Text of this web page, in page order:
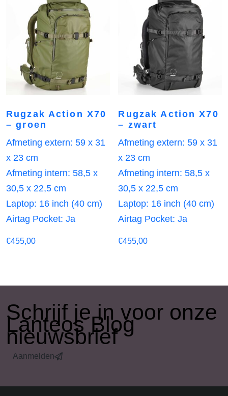
Rugzak Action X70
– groen
Afmeting extern: 59 x 31
x 23 cm
Afmeting intern: 58,5 x
30,5 x 22,5 cm
Laptop: 16 inch (40 cm)
Airtag Pocket: Ja
€455,00
Rugzak Action X70
– zwart
Afmeting extern: 59 x 31
x 23 cm
Afmeting intern: 58,5 x
30,5 x 22,5 cm
Laptop: 16 inch (40 cm)
Airtag Pocket: Ja
€455,00
​Schrijf je in voor onze
Lanteos Blog
nieuwsbrief
Aanmelden